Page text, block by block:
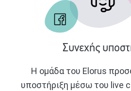
Συνεχής
Η ομάδα του Elorus
υποστήριξη μέσω του live